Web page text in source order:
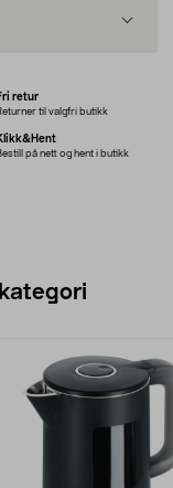
retur
til valgfri butikk
på nett og hent i butikk